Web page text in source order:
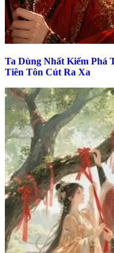
Ta Dùng Nhất Kiếm Phá
Tiên Tôn Cút Ra Xa